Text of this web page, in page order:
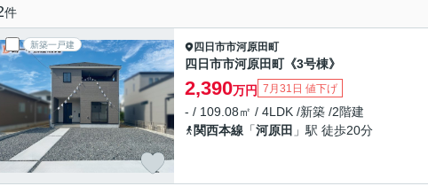
件
新築一戸建 四日市市河原田町
四日市市河原田町《3号棟》
2,390万円 7月31日 値下げ
- / 109.08㎡ / 4LDK /新築 /2階建
関西本線 「河原田 」駅 徒歩20分